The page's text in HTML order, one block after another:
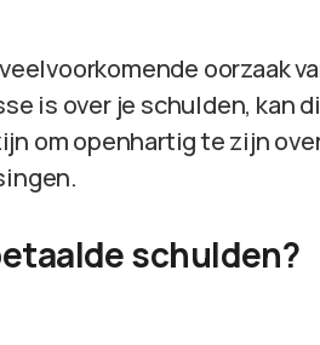
oorzaak
is over je schulden, kan
om openhartig te zijn
schulden?